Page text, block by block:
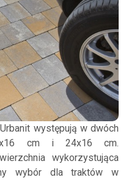
występują w dwóch
cm i 24x16 cm.
wykorzystująca
wybór dla traktów w